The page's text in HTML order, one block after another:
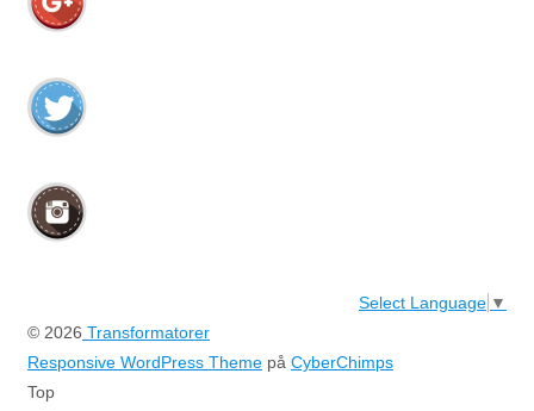
Select Language ▼
© 2026 Transformatorer
Responsive WordPress Theme på CyberChimps
Top